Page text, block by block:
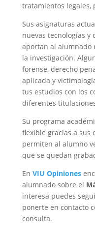
tratamientos legales,
Sus asignaturas
nuevas tecnologías y
aportan al alumnado
la investigación.
forense, derecho
aplicada y
tus estudios con los
diferentes
Su programa
flexible gracias a sus
permiten al alumno
que se quedan
En VIU Opiniones
alumnado sobre el
interesa puedes
ponerte en contacto
consulta.